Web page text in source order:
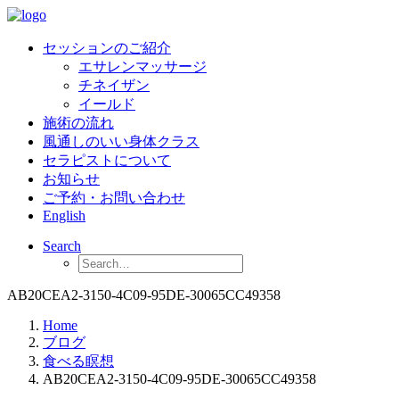
セッションのご紹介
エサレンマッサージ
チネイザン
イールド
施術の流れ
風通しのいい身体クラス
セラピストについて
お知らせ
ご予約・お問い合わせ
English
Search
AB20CEA2-3150-4C09-95DE-30065CC49358
Home
ブログ
食べる瞑想
AB20CEA2-3150-4C09-95DE-30065CC49358